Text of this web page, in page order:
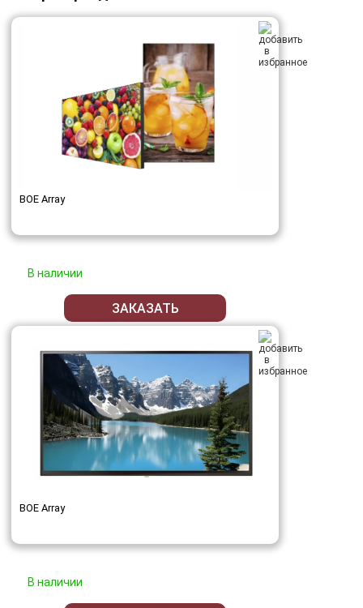
BOE Array
В наличии
ЗАКАЗАТЬ
BOE Array
В наличии